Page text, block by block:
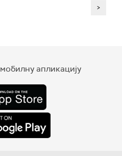
>
апликацију